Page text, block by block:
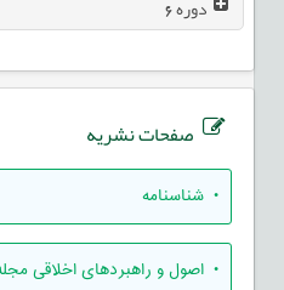
دوره6
صفحات نشریه
• شناسنامه
• اصول و راهبردهای اخلاقی مجله